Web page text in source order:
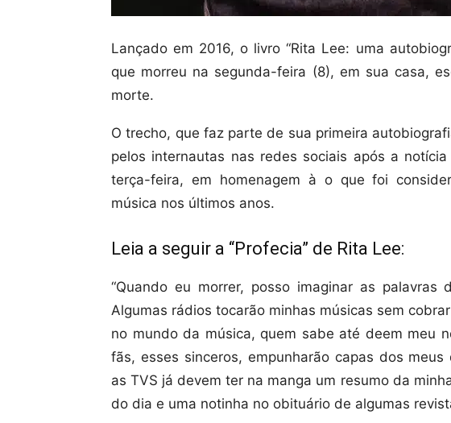
Lançado em 2016, o livro “Rita Lee: uma
que morreu na segunda-feira (8), em sua casa,
morte.
O trecho, que faz parte de sua primeira
pelos internautas nas redes sociais após a
terça-feira, em homenagem à o que foi
música nos últimos anos.
Leia a seguir a “Profecia” de Rita Lee:
“Quando eu morrer, posso imaginar as
Algumas rádios tocarão minhas músicas sem
no mundo da música, quem sabe até deem meu
fãs, esses sinceros, empunharão capas dos meus
as TVS já devem ter na manga um resumo da
do dia e uma notinha no obituário de algumas